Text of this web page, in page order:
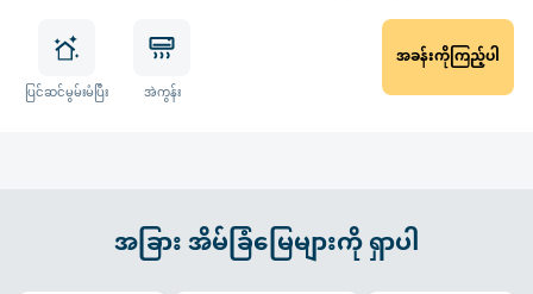
ပြင်ဆင်မွမ်းမံပြီး အဲကွန်း
အခန်းကိုကြည့်ပါ
အခြား အိမ်ခြံမြေများကို ရှာပါ